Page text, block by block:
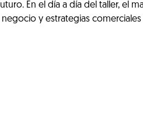
En el día a día del taller, el
y estrategias comerciales